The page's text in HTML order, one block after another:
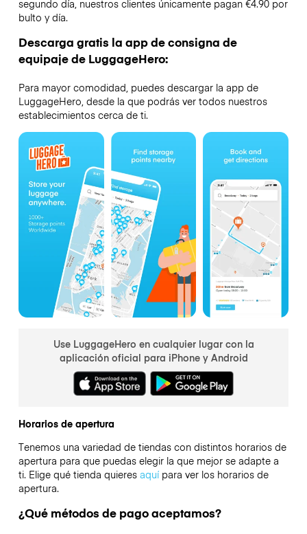
segundo día, nuestros clientes únicamente pagan €4.90 por
bulto y día.
Descarga gratis la app de consigna de
equipaje de LuggageHero:
Para mayor comodidad, puedes descargar la app de
LuggageHero, desde la que podrás ver todos nuestros
establecimientos cerca de ti.
Use LuggageHero en cualquier lugar con la
aplicación oficial para iPhone y Android
Horarios de apertura
Tenemos una variedad de tiendas con distintos horarios de
apertura para que puedas elegir la que mejor se adapte a
ti. Elige qué tienda quieres aquípara ver los horarios de
apertura.
¿Qué métodos de pago aceptamos?